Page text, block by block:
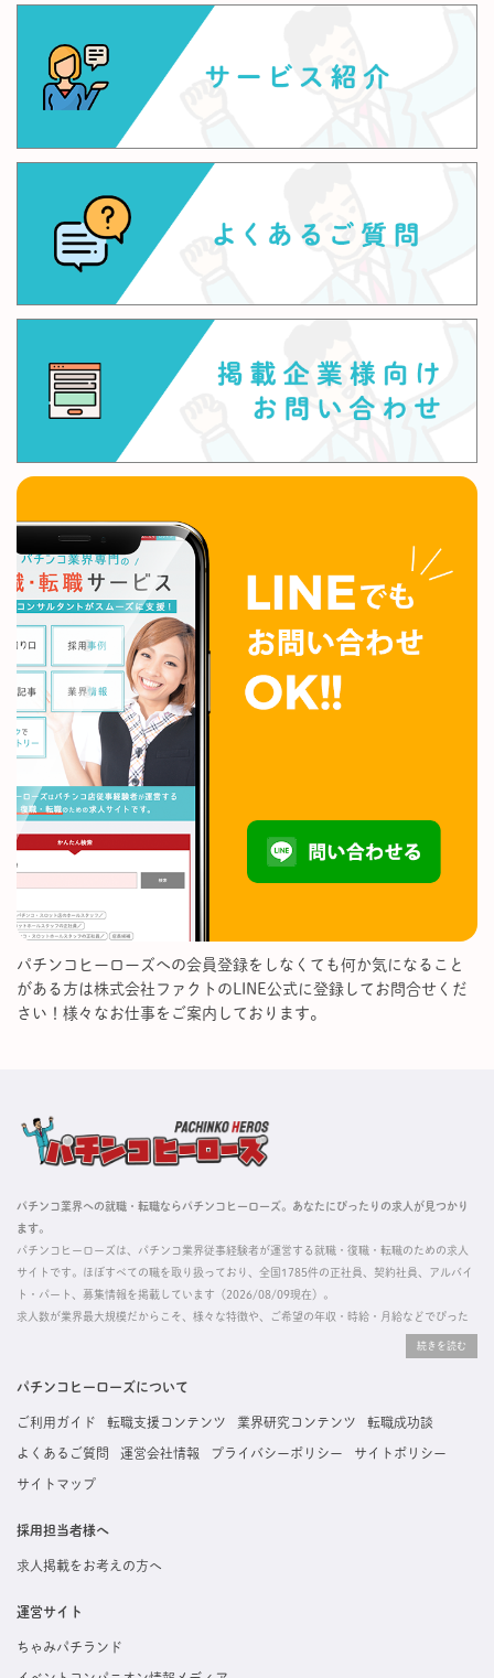
パチンコヒーローズへの会員登録をしなくても何か気になること
がある方は株式会社ファクトのLINE公式に登録してお問合せくだ
さい！様々なお仕事をご案内しております。
パチンコ業界への就職・転職ならパチンコヒーローズ。あなたにぴったりの求人が見つかり
ます。
パチンコヒーローズは、パチンコ業界従事経験者が運営する就職・復職・転職のための求人
サイトです。ほぼすべての職を取り扱っており、全国1785件の正社員、契約社員、アルバイ
ト・パート、募集情報を掲載しています（2026/08/09現在）。
求人数が業界最大規模だからこそ、様々な特徴や、ご希望の年収・時給・月給などでぴった
掲載している求人は、すべて契約法人様から寄せられた正規の求人情報です。応募いただい
た内容はすぐに直接事業所に届くためスムーズに転職・復職できます。
パチンコヒーローズについて
ご利用ガイド 転職支援コンテンツ 業界研究コンテンツ 転職成功談
よくあるご質問 運営会社情報 プライバシーポリシー サイトポリシー
サイトマップ
採用担当者様へ
求人掲載をお考えの方へ
運営サイト
ちゃみパチランド